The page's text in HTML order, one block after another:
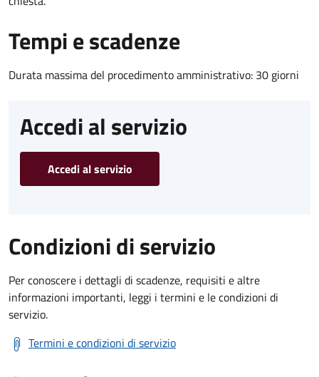
Tempi e scadenze
Durata massima del procedimento amministrativo: 30 giorni
Accedi al servizio
Accedi al servizio
Condizioni di servizio
Per conoscere i dettagli di scadenze, requisiti e altre
informazioni importanti, leggi i termini e le condizioni di
servizio.
Termini e condizioni di servizio